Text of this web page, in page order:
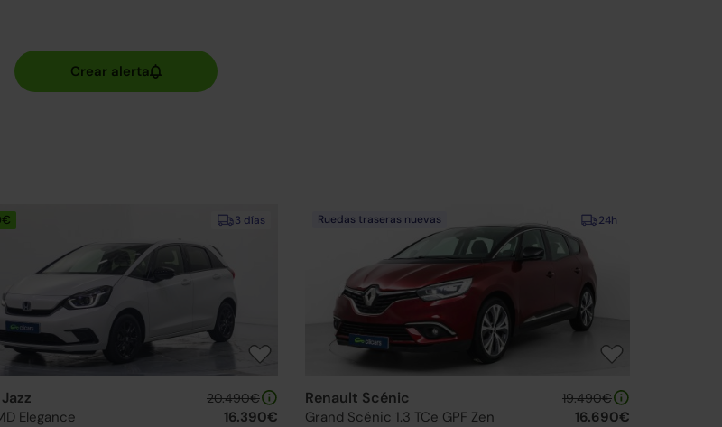
3 días
Elegance
20.490€
16.390€
24h
Ruedas traseras nuevas
Renault Scénic
Grand Scénic 1.3 TCe GPF Zen
19.490€
16.690€